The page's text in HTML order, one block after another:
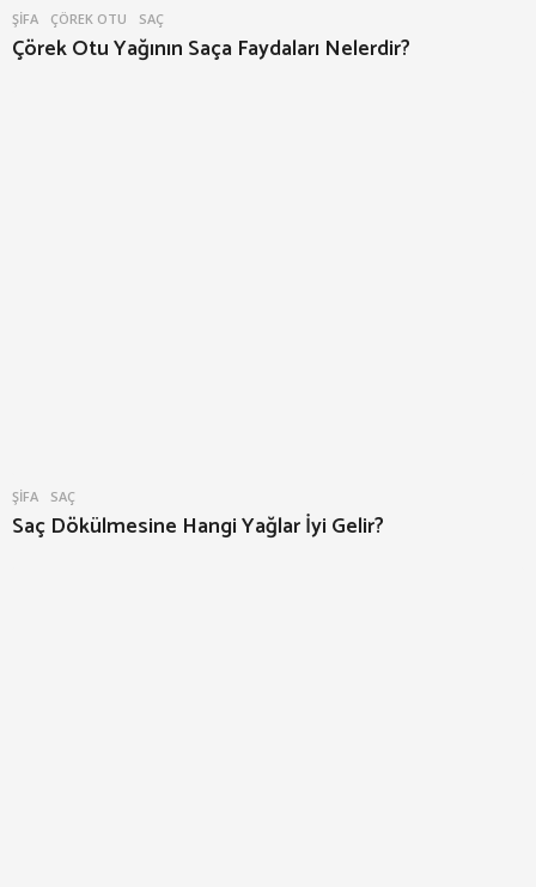
ŞIFA ÇÖREK OTU ,SAÇ
Çörek Otu Yağının Saça Faydaları Nelerdir?
ŞIFA SAÇ
Saç Dökülmesine Hangi Yağlar İyi Gelir?